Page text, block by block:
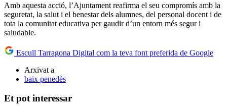
Amb aquesta acció, l’Ajuntament reafirma el seu compromís amb la
seguretat, la salut i el benestar dels alumnes, del personal docent i de
tota la comunitat educativa per gaudir d’un entorn més segur i
saludable.
Escull Tarragona Digital com la teva font preferida de Google
Arxivat a
baix penedès
Et pot interessar